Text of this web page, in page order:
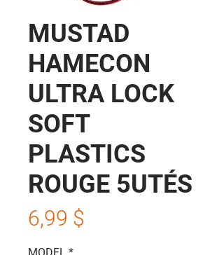
MUSTAD
HAMECON
ULTRA LOCK
SOFT
PLASTICS
ROUGE 5UTÉS
6,99 $